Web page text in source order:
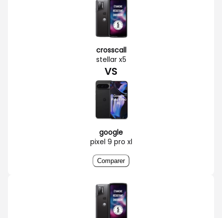
crosscall
stellar x5
VS
google
pixel 9 pro xl
Comparer